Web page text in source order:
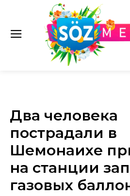
Два человека
пострадали в
Шемонаихе
на станции
газовых